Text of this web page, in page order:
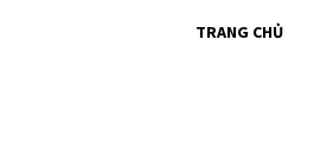
TRANG CHỦ